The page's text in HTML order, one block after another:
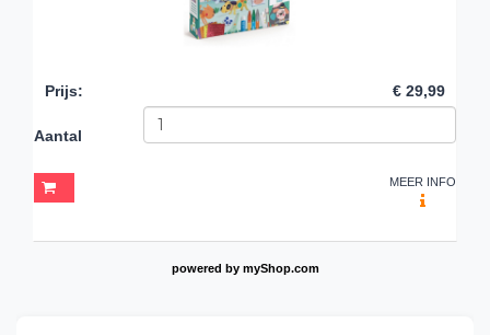
Prijs: € 29,99
Aantal
MEER INFO
powered by myShop.com